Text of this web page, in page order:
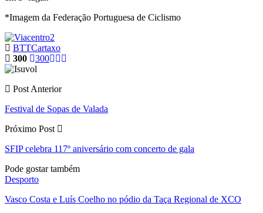
*Imagem da Federação Portuguesa de Ciclismo
BTTCartaxo
300
300
Post Anterior
Festival de Sopas de Valada
Próximo Post
SFIP celebra 117º aniversário com concerto de gala
Pode gostar também
Desporto
Vasco Costa e Luís Coelho no pódio da Taça Regional de XCO